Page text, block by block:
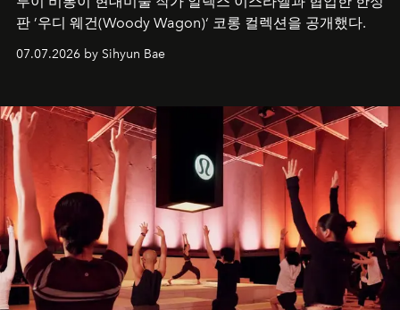
판 ’우디 웨건(Woody Wagon)‘ 코롱 컬렉션을 공개했다.
07.07.2026 by Sihyun Bae